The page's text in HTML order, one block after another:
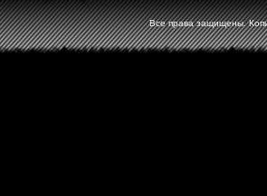
Все права защищены.